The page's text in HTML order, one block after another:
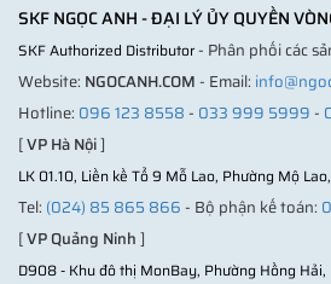
SKF NGỌC ANH - ĐẠI LÝ ỦY QUYỀN
SKF Authorized Distributor- Phân phối các
Website: NGOCANH.COM- Email:
Hotline: 096 123 8558- 033 999 5999-
[VP Hà Nội]
LK 01.10, Liền kề Tổ 9 Mỗ Lao, Phường Mộ
Tel: (024) 85 865 866- Bộ phận kế toán:
[VP Quảng Ninh]
D908 - Khu đô thị MonBay, Phường Hồng